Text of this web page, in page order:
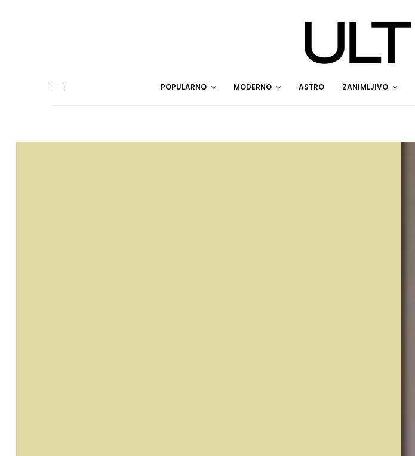
POPULARNO MODERNO ASTRO ZANIMLJIVO